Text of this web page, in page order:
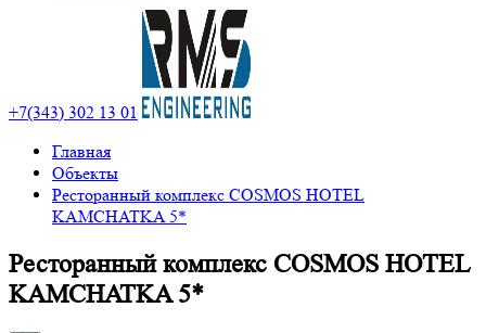
+7(343) 302 13 01
Главная
Объекты
Ресторанный комплекс COSMOS HOTEL
KAMCHATKA 5*
Ресторанный комплекс COSMOS HOTEL
KAMCHATKA 5*